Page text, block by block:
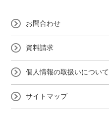
お問合わせ
資料請求
個人情報の取扱いについて
サイトマップ